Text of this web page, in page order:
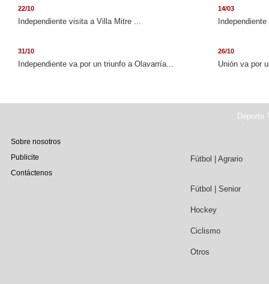
22/10
Independiente visita a Villa Mitre ...
14/03
31/10
Independiente va por un triunfo a Olavarría...
26/10
Unión va por
Deporte
Sobre nosotros
Publicite
Contáctenos
Fútbol | Agrario
Fútbol | Senior
Hockey
Ciclismo
Otros